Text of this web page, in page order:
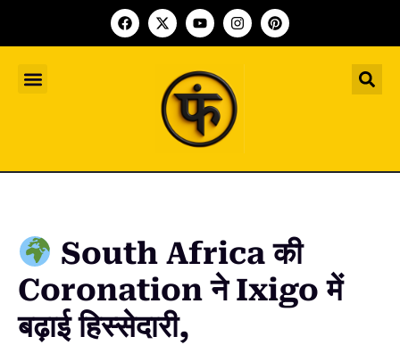
South Africa की
Coronation ने Ixigo में
बढ़ाई हिस्सेदारी,